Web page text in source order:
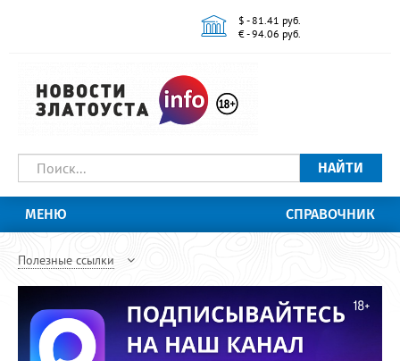
$ - 81.41 руб.
€ - 94.06 руб.
НАЙТИ
МЕНЮ СПРАВОЧНИК
Полезные ссылки